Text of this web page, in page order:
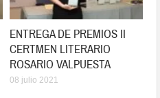
ENTREGA DE PREMIOS II
CERTMEN LITERARIO
ROSARIO VALPUESTA
08 julio 2021